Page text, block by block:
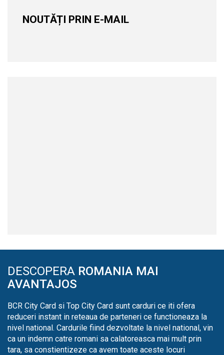
NOUTĂȚI PRIN E-MAIL
DESCOPERA ROMANIA MAI
AVANTAJOS
BCR City Card si Top City Card sunt carduri ce iti ofera
reduceri instant in reteaua de parteneri ce functioneaza la
nivel national. Cardurile fiind dezvoltate la nivel national, vin
ca un indemn catre romani sa calatoreasca mai mult prin
tara, sa constientizeze ca avem toate aceste locuri